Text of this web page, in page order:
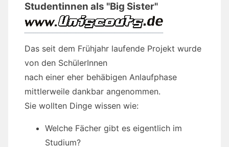
Studentinnen als "Big Sister"
Das seit dem Frühjahr laufende Projekt wurde
von den SchülerInnen
nach einer eher behäbigen Anlaufphase
mittlerweile dankbar angenommen.
Sie wollten Dinge wissen wie:
Welche Fächer gibt es eigentlich im
Studium?